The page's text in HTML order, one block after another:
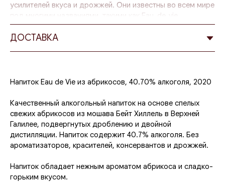
усилителей вкуса и дрожжей. Они известны во всем мире
под многими названиями, такими как Eau_de_vie
(Франция), шнапс (Германия), граппа (Италия), цуйка
(Румыния), сливовица (Венгрия), горилка (Украина),
Процесс производства нашего Eau_de_vie включает
Галилеи или с Голанских высот, их измельчение/
отжимание и последующее брожение в дубовых бочках
до получения спирта (от одного месяца летом до трех
месяцев зимой) без использования дрожжей.
кипячения в огромных емкостях, и из паров образуются
капли спирта. Эти капли собираются в жидкость, которая
ДОСТАВКА
Напиток Eau de Vie из абрикосов, 40.70% алкоголя, 2020
Качественный алкогольный напиток на основе спелых
свежих абрикосов из мошава Бейт Хиллель в Верхней
Галилее, подвергнутых дроблению и двойной
дистилляции. Напиток содержит 40.7% алкоголя. Без
ароматизаторов, красителей, консервантов и дрожжей.
Напиток обладает нежным ароматом абрикоса и сладко-
горьким вкусом.